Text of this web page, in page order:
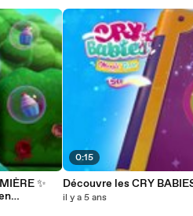
0:15
Découvre les CRY
il y a 5 ans